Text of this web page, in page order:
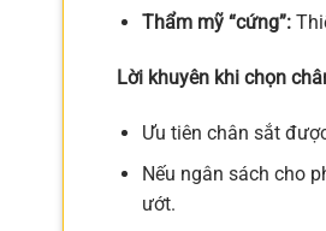
Thẩm mỹ “cứng”:
Lời khuyên khi chọn
Ưu tiên chân sắt
Nếu ngân sách cho
ướt.